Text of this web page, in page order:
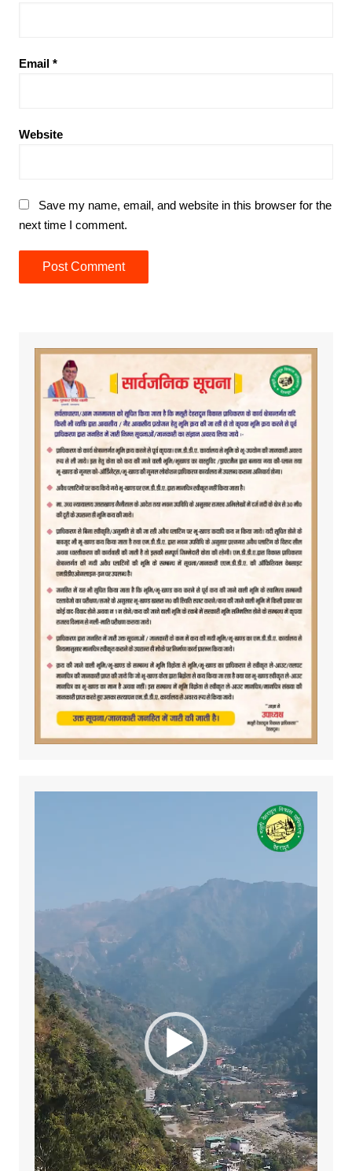
Email *
Website
Save my name, email, and website in this browser for the
next time I comment.